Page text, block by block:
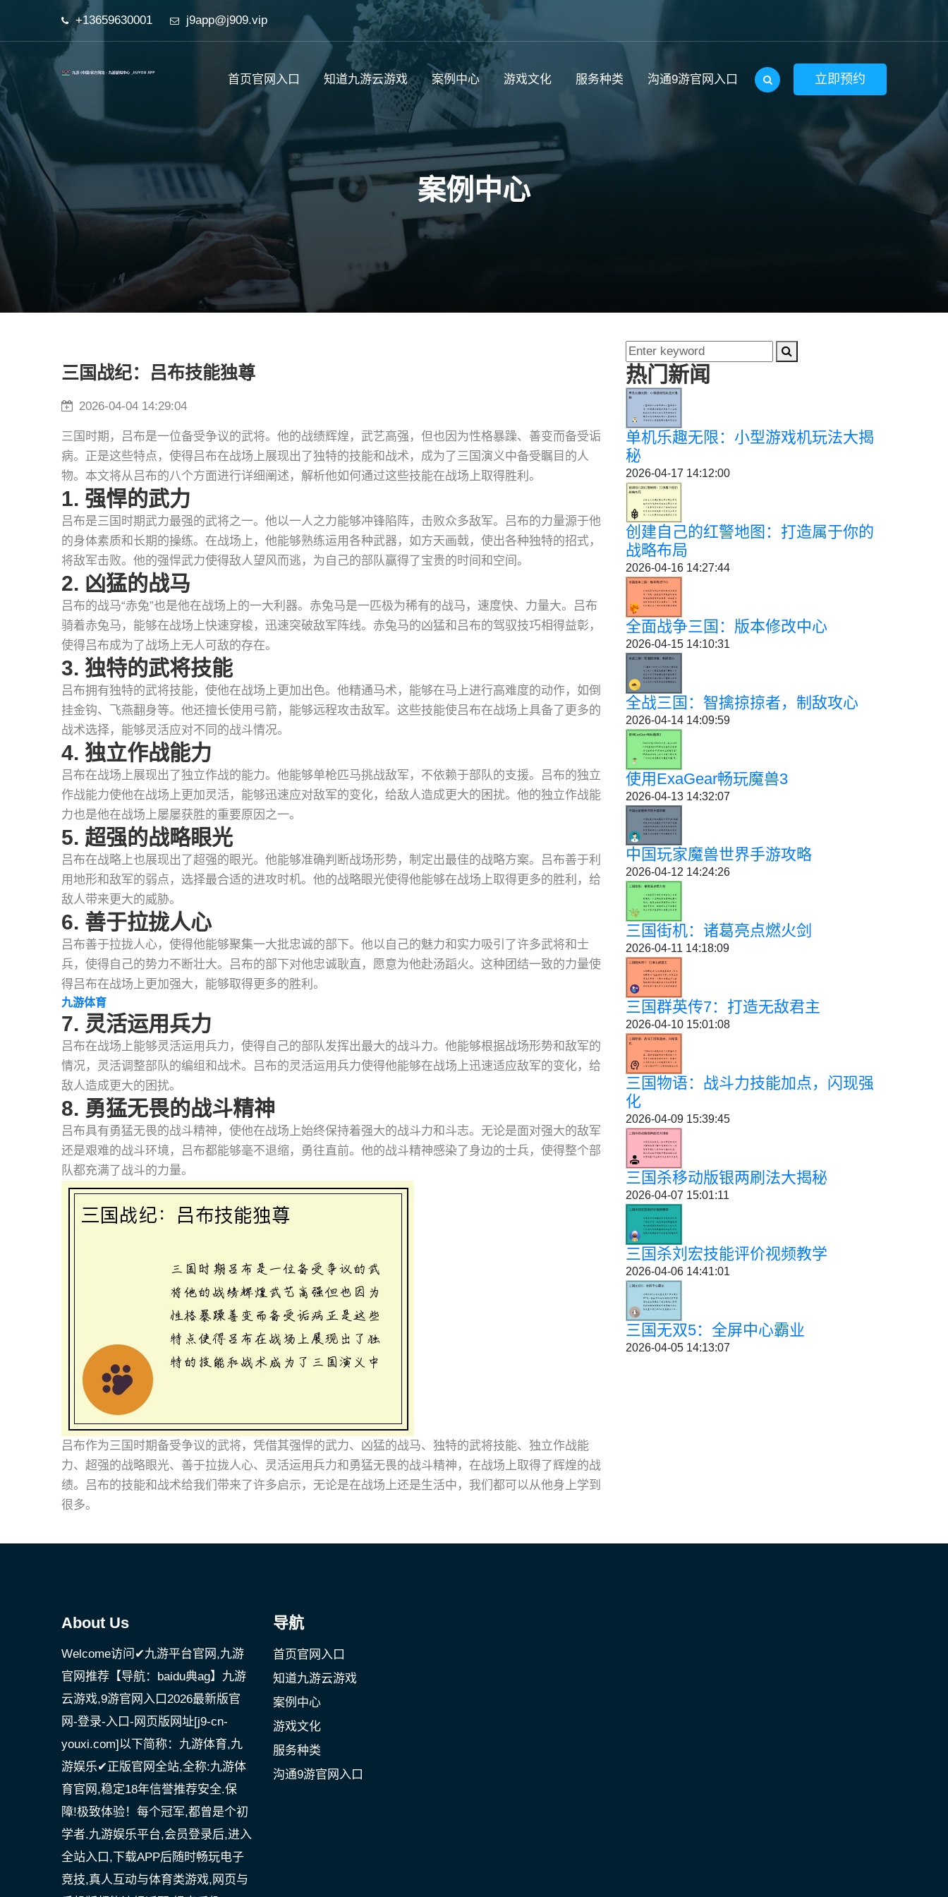
+13659630001 j9app@j909.vip
首页官网入口 知道九游云游戏 案例中心 游戏文化 服务种类 沟通9游官网入口 立即预约
案例中心
三国战纪：吕布技能独尊
2026-04-04 14:29:04
三国时期，吕布是一位备受争议的武将。他的战绩辉煌，武艺高强，但也因为性格暴躁、善变而备受诟
病。正是这些特点，使得吕布在战场上展现出了独特的技能和战术，成为了三国演义中备受瞩目的人
物。本文将从吕布的八个方面进行详细阐述，解析他如何通过这些技能在战场上取得胜利。
1. 强悍的武力
吕布是三国时期武力最强的武将之一。他以一人之力能够冲锋陷阵，击败众多敌军。吕布的力量源于他
的身体素质和长期的操练。在战场上，他能够熟练运用各种武器，如方天画戟，使出各种独特的招式，
将敌军击败。他的强悍武力使得敌人望风而逃，为自己的部队赢得了宝贵的时间和空间。
2. 凶猛的战马
吕布的战马“赤兔”也是他在战场上的一大利器。赤兔马是一匹极为稀有的战马，速度快、力量大。吕布
骑着赤兔马，能够在战场上快速穿梭，迅速突破敌军阵线。赤兔马的凶猛和吕布的驾驭技巧相得益彰，
使得吕布成为了战场上无人可敌的存在。
3. 独特的武将技能
吕布拥有独特的武将技能，使他在战场上更加出色。他精通马术，能够在马上进行高难度的动作，如倒
挂金钩、飞燕翻身等。他还擅长使用弓箭，能够远程攻击敌军。这些技能使吕布在战场上具备了更多的
战术选择，能够灵活应对不同的战斗情况。
4. 独立作战能力
吕布在战场上展现出了独立作战的能力。他能够单枪匹马挑战敌军，不依赖于部队的支援。吕布的独立
作战能力使他在战场上更加灵活，能够迅速应对敌军的变化，给敌人造成更大的困扰。他的独立作战能
力也是他在战场上屡屡获胜的重要原因之一。
5. 超强的战略眼光
吕布在战略上也展现出了超强的眼光。他能够准确判断战场形势，制定出最佳的战略方案。吕布善于利
用地形和敌军的弱点，选择最合适的进攻时机。他的战略眼光使得他能够在战场上取得更多的胜利，给
敌人带来更大的威胁。
6. 善于拉拢人心
吕布善于拉拢人心，使得他能够聚集一大批忠诚的部下。他以自己的魅力和实力吸引了许多武将和士
兵，使得自己的势力不断壮大。吕布的部下对他忠诚耿直，愿意为他赴汤蹈火。这种团结一致的力量使
得吕布在战场上更加强大，能够取得更多的胜利。
九游体育
7. 灵活运用兵力
吕布在战场上能够灵活运用兵力，使得自己的部队发挥出最大的战斗力。他能够根据战场形势和敌军的
情况，灵活调整部队的编组和战术。吕布的灵活运用兵力使得他能够在战场上迅速适应敌军的变化，给
敌人造成更大的困扰。
8. 勇猛无畏的战斗精神
吕布具有勇猛无畏的战斗精神，使他在战场上始终保持着强大的战斗力和斗志。无论是面对强大的敌军
还是艰难的战斗环境，吕布都能够毫不退缩，勇往直前。他的战斗精神感染了身边的士兵，使得整个部
队都充满了战斗的力量。
吕布作为三国时期备受争议的武将，凭借其强悍的武力、凶猛的战马、独特的武将技能、独立作战能
力、超强的战略眼光、善于拉拢人心、灵活运用兵力和勇猛无畏的战斗精神，在战场上取得了辉煌的战
绩。吕布的技能和战术给我们带来了许多启示，无论是在战场上还是生活中，我们都可以从他身上学到
很多。
热门新闻
单机乐趣无限：小型游戏机玩法大揭
秘
2026-04-17 14:12:00
创建自己的红警地图：打造属于你的
战略布局
2026-04-16 14:27:44
全面战争三国：版本修改中心
2026-04-15 14:10:31
全战三国：智擒掠掠者，制敌攻心
2026-04-14 14:09:59
使用ExaGear畅玩魔兽3
2026-04-13 14:32:07
中国玩家魔兽世界手游攻略
2026-04-12 14:24:26
三国街机：诸葛亮点燃火剑
2026-04-11 14:18:09
三国群英传7：打造无敌君主
2026-04-10 15:01:08
三国物语：战斗力技能加点，闪现强
化
2026-04-09 15:39:45
三国杀移动版银两刷法大揭秘
2026-04-07 15:01:11
三国杀刘宏技能评价视频教学
2026-04-06 14:41:01
三国无双5：全屏中心霸业
2026-04-05 14:13:07
About Us
Welcome访问✔九游平台官网,九游
官网推荐【导航：baidu典ag】九游
云游戏,9游官网入口2026最新版官
网-登录-入口-网页版网址[j9-cn-
youxi.com]以下简称：九游体育,九
游娱乐✔正版官网全站,全称:九游体
育官网,稳定18年信誉推荐安全.保
障!极致体验！每个冠军,都曾是个初
学者.九游娱乐平台,会员登录后,进入
全站入口,下载APP后随时畅玩电子
竞技,真人互动与体育类游戏,网页与
导航
首页官网入口
知道九游云游戏
案例中心
游戏文化
服务种类
沟通9游官网入口